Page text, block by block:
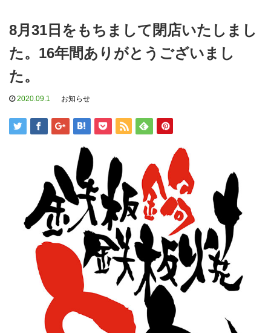
8月31日をもちまして閉店いたしまし
た。16年間ありがとうございまし
た。
2020.09.1 お知らせ